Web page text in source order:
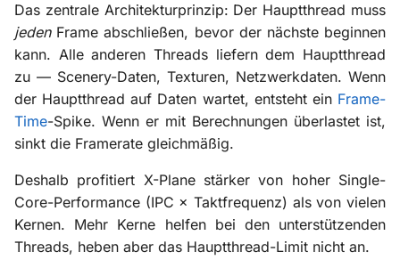
Das zentrale Architekturprinzip: Der Hauptthread muss
jedenFrame abschließen, bevor der nächste beginnen
kann. Alle anderen Threads liefern dem Hauptthread
zu — Scenery-Daten, Texturen, Netzwerkdaten. Wenn
der Hauptthread auf Daten wartet, entsteht ein Frame-
Time-Spike. Wenn er mit Berechnungen überlastet ist,
sinkt die Framerate gleichmäßig.
Deshalb profitiert X-Plane stärker von hoher Single-
Core-Performance (IPC × Taktfrequenz) als von vielen
Kernen. Mehr Kerne helfen bei den unterstützenden
Threads, heben aber das Hauptthread-Limit nicht an.